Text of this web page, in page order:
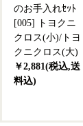
のお手入れｾｯﾄ
[005] トヨクニ
クロス(小)/トヨ
クニクロス(大)
￥2,881(税込,送
料込)